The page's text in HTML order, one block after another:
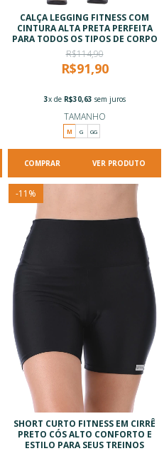
CALÇA LEGGING FITNESS COM
CINTURA ALTA PRETA PERFEITA
PARA TODOS OS TIPOS DE CORPO
R$114,90
R$91,90
3x de R$30,63 sem juros
TAMANHO
M G GG
VER PRODUTO
-11 %
SHORT CURTO FITNESS EM CIRRÊ
PRETO CÓS ALTO CONFORTO E
ESTILO PARA SEUS TREINOS